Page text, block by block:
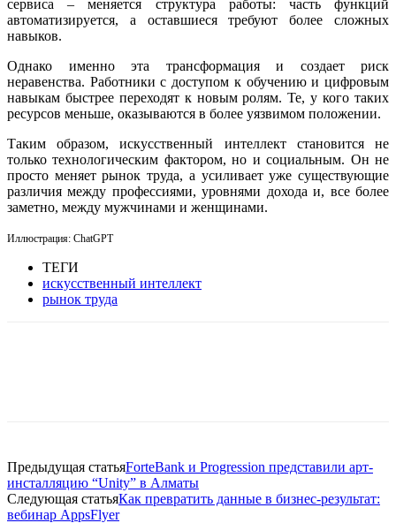
сервиса – меняется структура работы: часть функций
автоматизируется, а оставшиеся требуют более сложных
навыков.
Однако именно эта трансформация и создает риск
неравенства. Работники с доступом к обучению и цифровым
навыкам быстрее переходят к новым ролям. Те, у кого таких
ресурсов меньше, оказываются в более уязвимом положении.
Таким образом, искусственный интеллект становится не
только технологическим фактором, но и социальным. Он не
просто меняет рынок труда, а усиливает уже существующие
различия между профессиями, уровнями дохода и, все более
заметно, между мужчинами и женщинами.
Иллюстрация: ChatGPT
ТЕГИ
искусственный интеллект
рынок труда
Предыдущая статьяForteBank и Progression представили арт-
инсталляцию “Unity” в Алматы
Следующая статьяКак превратить данные в бизнес-результат:
вебинар AppsFlyer